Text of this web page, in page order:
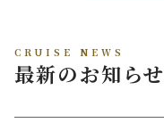
CRUISE NEWS
最新のお知らせ